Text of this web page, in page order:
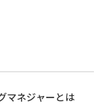
マネジャーとは